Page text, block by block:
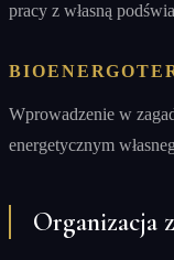
pracy z własną
Wprowadzenie w
energetycznym
Organizacja